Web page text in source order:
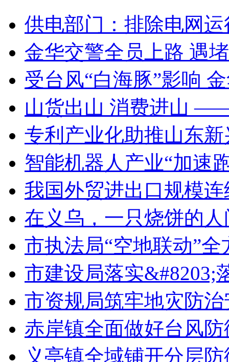
供电部门：排除电网
金华交警全员上路 遇
受台风“白海豚”影响
山货出山 消费进山
专利产业化助推山东
智能机器人产业“加速
我国外贸进出口规模
在义乌，一只烧饼的
市执法局“空地联动”
市建设局落实&#8203;
市资规局筑牢地灾防
赤岸镇全面做好台风
义亭镇全域铺开分层